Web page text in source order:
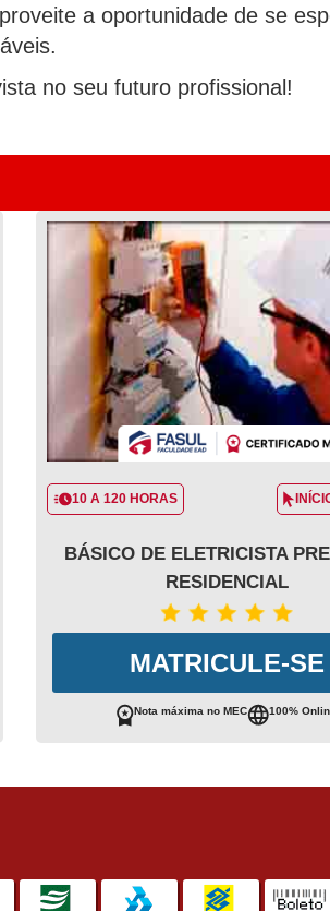
a oportunidade de se
no seu futuro profissional!
10 A 120 HORAS
BÁSICO DE ELETRICISTA
RESIDENCIAL
MATRICULE-SE
Nota máxima no MEC 100%